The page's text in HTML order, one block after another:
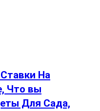
На
Что вы
Для Сада,